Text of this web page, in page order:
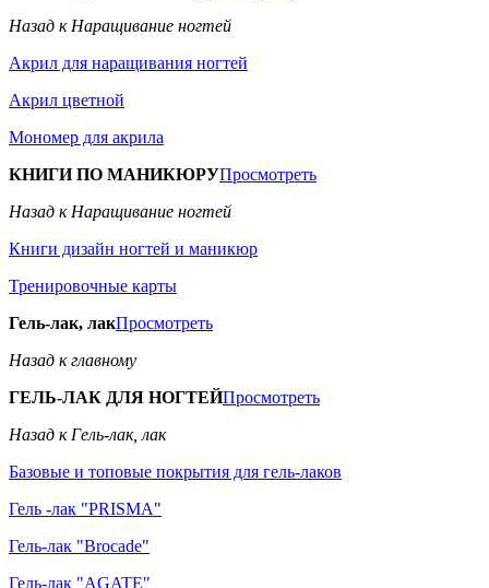
Назад к Наращивание ногтей
Акрил для наращивания ногтей
Акрил цветной
Мономер для акрила
КНИГИ ПО МАНИКЮРУПросмотреть
Назад к Наращивание ногтей
Книги дизайн ногтей и маникюр
Тренировочные карты
Гель-лак, лакПросмотреть
Назад к главному
ГЕЛЬ-ЛАК ДЛЯ НОГТЕЙПросмотреть
Назад к Гель-лак, лак
Базовые и топовые покрытия для гель-лаков
Гель -лак "PRISMA"
Гель-лак "Brocade"
Гель-лак "AGATE"